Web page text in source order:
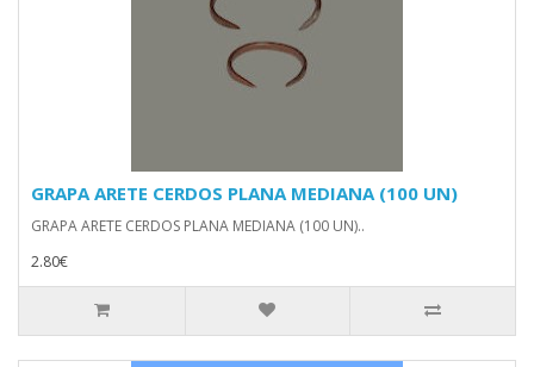
GRAPA ARETE CERDOS PLANA MEDIANA (100 UN)
GRAPA ARETE CERDOS PLANA MEDIANA (100 UN)..
2.80€